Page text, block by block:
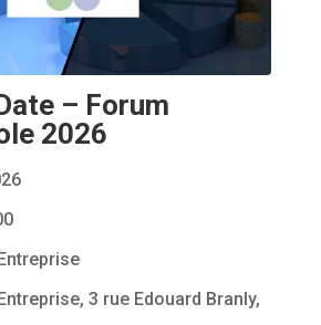
– Forum
2026
3 rue Edouard Branly,